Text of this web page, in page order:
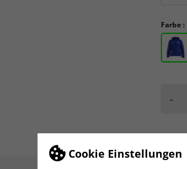
Cookie Einstellungen
Farbe :
-